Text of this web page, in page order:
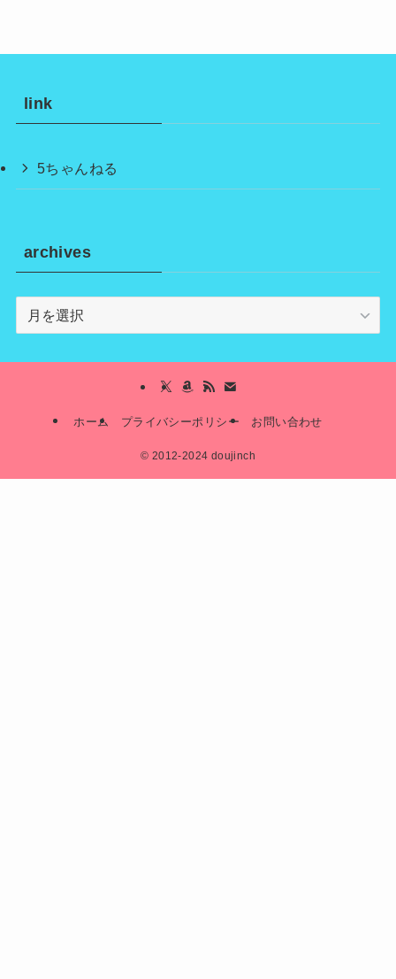
link
5ちゃんねる
archives
archives
ホーム プライバシーポリシー お問い合わせ
© 2012-2024 doujinch